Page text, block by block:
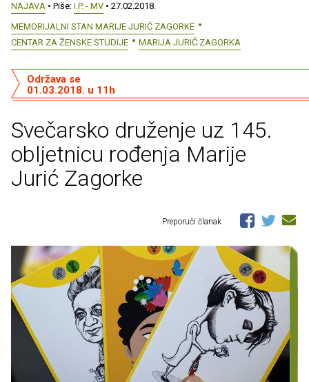
NAJAVA • Piše: I.P. - MV • 27.02.2018.
MEMORIJALNI STAN MARIJE JURIĆ ZAGORKE
CENTAR ZA ŽENSKE STUDIJE
MARIJA JURIĆ ZAGORKA
Svečarsko druženje uz 145.
obljetnicu rođenja Marije
Jurić Zagorke
Održava se
01.03.2018. u 11h
Preporuči članak